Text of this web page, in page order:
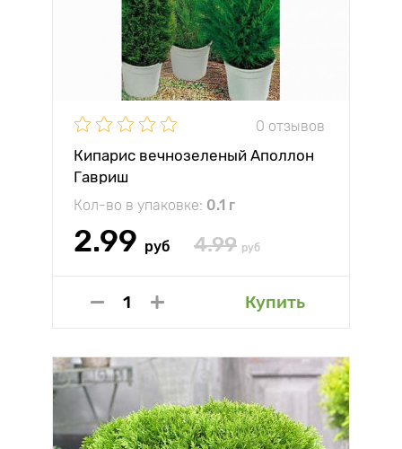
0 отзывов
Кипарис вечнозеленый Аполлон
Гавриш
Кол-во в упаковке: 0.1 г
2.99 руб 4.99 руб
Купить